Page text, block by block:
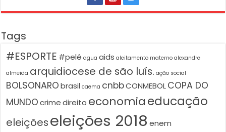
Tags
#ESPORTE #pelé agua aids aleitamento materno alexandre
almeida arquidiocese de são luís. ação social
BOLSONARO brasil caema cnbbCONMEBOLCOPA DO
MUNDO crime direito economiaeducação
eleiçõeseleições 2018 enem